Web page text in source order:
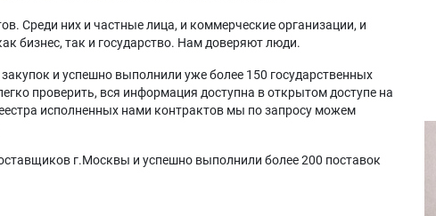
Среди них и частные лица, и коммерческие организации, и
бизнес, так и государство. Нам доверяют люди.
и успешно выполнили уже более 150 государственных
проверить, вся информация доступна в открытом доступе на
исполненных нами контрактов мы по запросу можем
г.Москвы и успешно выполнили более 200 поставок